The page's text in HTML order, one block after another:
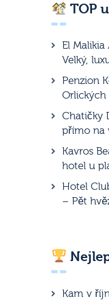
TOP
El Malikia
Velký,
Penzion
Orlických
Chatičky
přímo na
Kavros
hotel u
Hotel
– Pět
Kam v